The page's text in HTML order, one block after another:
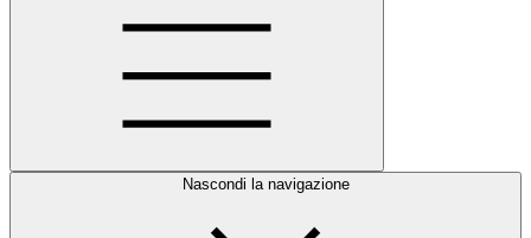
Nascondi la navigazione